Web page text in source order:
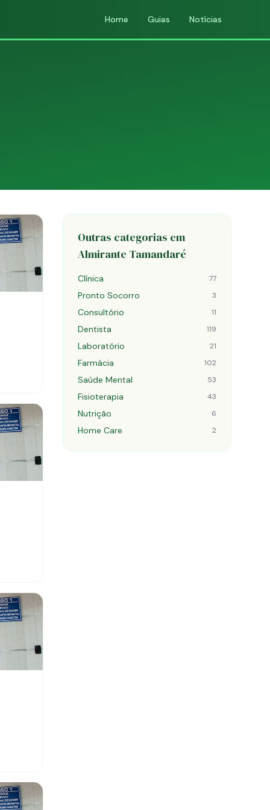
Home Guias Notícias
Outras categorias em
Almirante Tamandaré
Clínica 77
Pronto Socorro 3
Consultório 11
Dentista 119
Laboratório 21
Farmácia 102
Saúde Mental 53
Fisioterapia 43
Nutrição 6
Home Care 2